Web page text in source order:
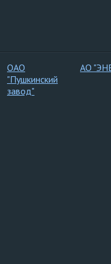
ОАО
"Пушкинский
завод"
АО